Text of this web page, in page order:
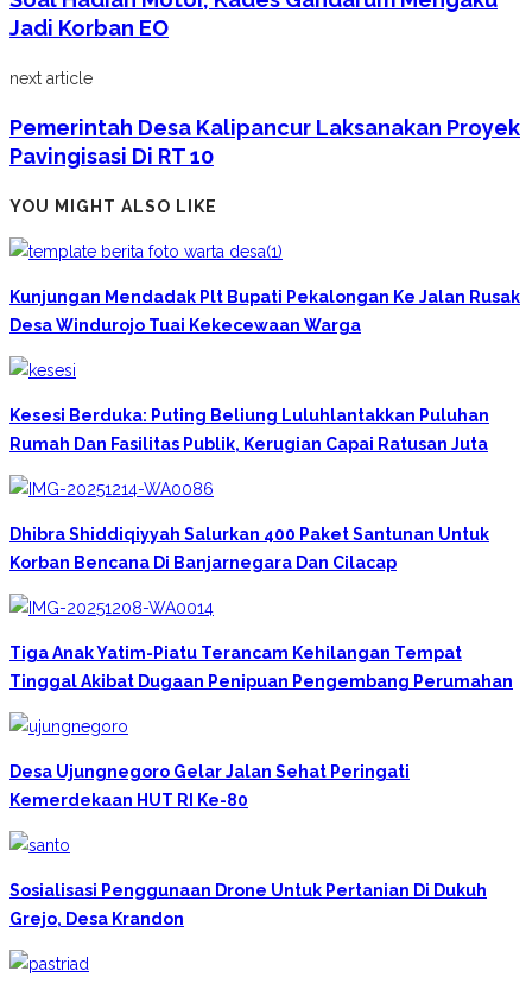
Jadi Korban EO
next article
Pemerintah Desa Kalipancur Laksanakan Proyek
Pavingisasi Di RT 10
YOU MIGHT ALSO LIKE
Kunjungan Mendadak Plt Bupati Pekalongan Ke Jalan Rusak
Desa Windurojo Tuai Kekecewaan Warga
Kesesi Berduka: Puting Beliung Luluhlantakkan Puluhan
Rumah Dan Fasilitas Publik, Kerugian Capai Ratusan Juta
Dhibra Shiddiqiyyah Salurkan 400 Paket Santunan Untuk
Korban Bencana Di Banjarnegara Dan Cilacap
Tiga Anak Yatim-Piatu Terancam Kehilangan Tempat
Tinggal Akibat Dugaan Penipuan Pengembang Perumahan
Desa Ujungnegoro Gelar Jalan Sehat Peringati
Kemerdekaan HUT RI Ke-80
Sosialisasi Penggunaan Drone Untuk Pertanian Di Dukuh
Grejo, Desa Krandon